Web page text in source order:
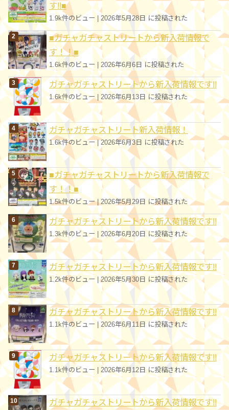
す!!■
1.9k件のビュー |2026年5月28日 に投稿された
■ガチャガチャストリートから新入荷情報で
す！！■
1.6k件のビュー 2026年6月6日 に投稿された
ガチャガチャストリートから新入荷情報です!!
1.6k件のビュー| 2026年6月13日 に投稿された
ガチャガチャストリート新入荷情報！
1.6k件のビュー|2026年6月3日 に投稿された
■ガチャガチャストリートから新入荷情報で
す！！■
1.5k件のビュー|2026年5月29日 に投稿された
ガチャガチャストリートから新入荷情報です!!
1.3k件のビュー 2026年6月20日 に投稿された
ガチャガチャストリートから新入荷情報です!!
1.2k件のビュー|2026年5月30日 に投稿された
ガチャガチャストリートから新入荷情報です!!
1.1k件のビュー |2026年6月11日 に投稿された
ガチャガチャストリートから新入荷情報です!!
1.1k件のビュー | 2026年6月12日 に投稿された
ガチャガチャストリートから新入荷情報です!!